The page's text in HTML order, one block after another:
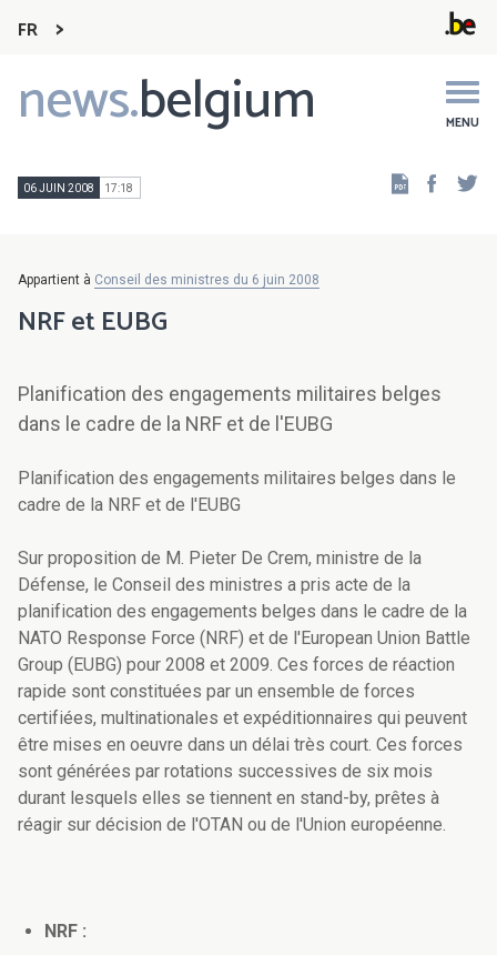
FR
news.belgium MENU
Main
navigation
06 JUIN 2008 17:18
Appartient à Conseil des ministres du 6 juin 2008
NRF et EUBG
Planification des engagements militaires belges
dans le cadre de la NRF et de l'EUBG
Planification des engagements militaires belges dans le
cadre de la NRF et de l'EUBG
Sur proposition de M. Pieter De Crem, ministre de la
Défense, le Conseil des ministres a pris acte de la
planification des engagements belges dans le cadre de la
NATO Response Force (NRF) et de l'European Union Battle
Group (EUBG) pour 2008 et 2009. Ces forces de réaction
rapide sont constituées par un ensemble de forces
certifiées, multinationales et expéditionnaires qui peuvent
être mises en oeuvre dans un délai très court. Ces forces
sont générées par rotations successives de six mois
durant lesquels elles se tiennent en stand-by, prêtes à
réagir sur décision de l'OTAN ou de l'Union européenne.
NRF :